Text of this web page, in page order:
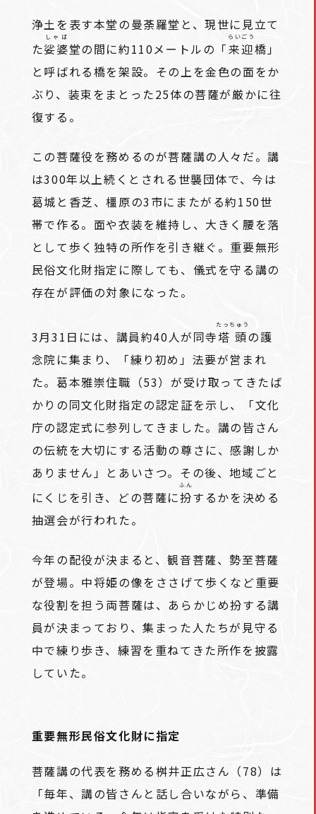
浄土を表す本堂の曼荼羅堂と、現世に見立て
た娑婆
しゃば
堂の間に約110メートルの「来迎
らいごう
橋」
と呼ばれる橋を架設。その上を金色の面をか
ぶり、装束をまとった25体の菩薩が厳かに往
復する。
この菩薩役を務めるのが菩薩講の人々だ。講
は300年以上続くとされる世襲団体で、今は
葛城と香芝、橿原の3市にまたがる約150世
帯で作る。面や衣装を維持し、大きく腰を落
として歩く独特の所作を引き継ぐ。重要無形
民俗文化財指定に際しても、儀式を守る講の
存在が評価の対象になった。
3月31日には、講員約40人が同寺塔頭
たっちゅう
の護
念院に集まり、「練り初め」法要が営まれ
た。葛本雅崇住職（53）が受け取ってきたば
かりの同文化財指定の認定証を示し、「文化
庁の認定式に参列してきました。講の皆さん
の伝統を大切にする活動の尊さに、感謝しか
ありません」とあいさつ。その後、地域ごと
にくじを引き、どの菩薩に扮
ふん
するかを決める
抽選会が行われた。
今年の配役が決まると、観音菩薩、勢至菩薩
が登場。中将姫の像をささげて歩くなど重要
な役割を担う両菩薩は、あらかじめ扮する講
員が決まっており、集まった人たちが見守る
中で練り歩き、練習を重ねてきた所作を披露
していた。
重要無形民俗文化財に指定
菩薩講の代表を務める桝井正広さん（78）は
「毎年、講の皆さんと話し合いながら、準備